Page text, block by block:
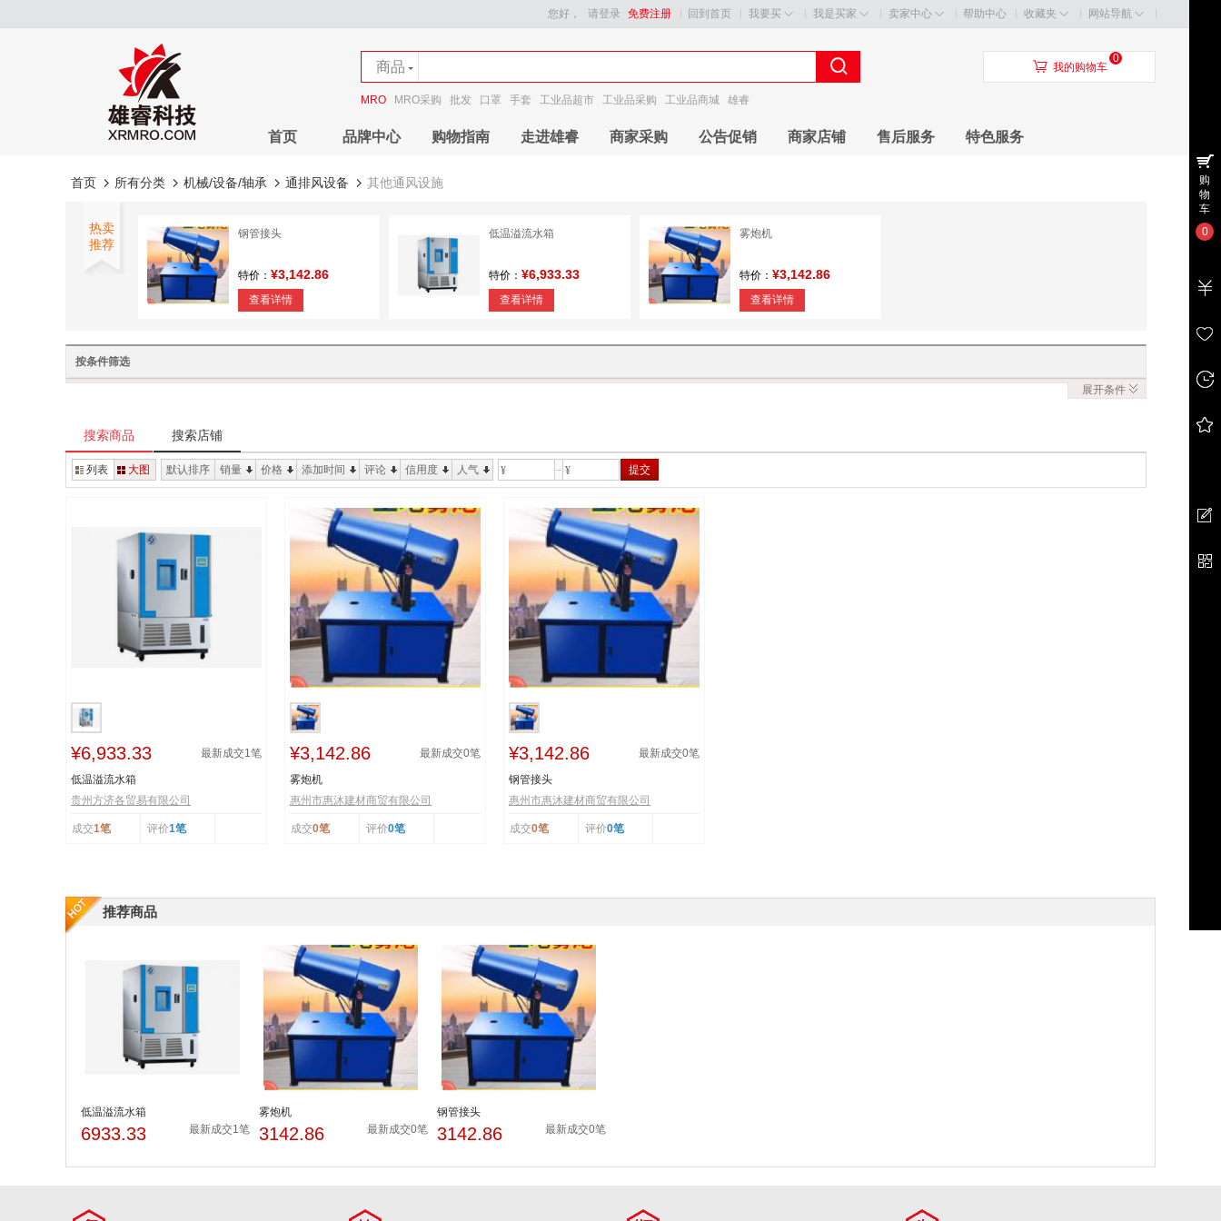
回到首页 我要买 我是买家 卖家中心 帮助中心 收藏夹 网站导航
您好， 请登录 免费注册
商品
店铺
MRO MRO采购 批发 口罩 手套 工业品超市 工业品采购 工业品商城 雄睿
󰃦 我的购物车
0
首页 品牌中心 购物指南 走进雄睿 商家采购 公告促销 商家店铺 售后服务 特色服务
首页 所有分类 机械/设备/轴承 通排风设备 其他通风设施
热卖
推荐
钢管接头
特价： ¥3,142.86
查看详情
低温溢流水箱
特价： ¥6,933.33
查看详情
雾炮机
特价： ¥3,142.86
查看详情
按条件筛选
展开条件
搜索商品 搜索店铺
列表 大图 默认排序 销量 价格 添加时间 评论 信用度 人气 ¥ ¥ 提交
¥6,933.33 最新成交1笔
低温溢流水箱
贵州方济各贸易有限公司
成交1笔 评价1笔
¥3,142.86 最新成交0笔
雾炮机
惠州市惠沐建材商贸有限公司
成交0笔 评价0笔
¥3,142.86 最新成交0笔
钢管接头
惠州市惠沐建材商贸有限公司
成交0笔 评价0笔
推荐商品
低温溢流水箱
6933.33 最新成交1笔
雾炮机
3142.86 最新成交0笔
钢管接头
3142.86 最新成交0笔
购
物
车
0